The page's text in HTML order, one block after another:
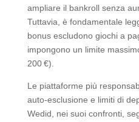
ampliare il bankroll senza
Tuttavia, è fondamentale
bonus escludono giochi a
impongono un limite
200 €).
Le piattaforme più
auto‑esclusione e limiti di
Wedid, nei suoi confronti,